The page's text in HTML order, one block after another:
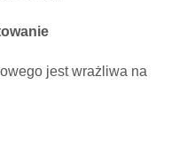
jest wrażliwa na